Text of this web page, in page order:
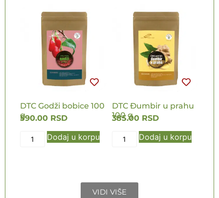
NOVO
DTC Godži bobice 100
g
590.00 RSD
Dodaj u korpu
NOVO
DTC Đumbir u prahu
100 g
385.00 RSD
Dodaj u korpu
VIDI VIŠE